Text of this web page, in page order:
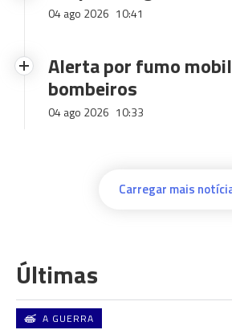
04 ago 2026 10:41
Alerta por fumo
bombeiros
04 ago 2026 10:33
Carregar mais
Últimas
A GUERRA